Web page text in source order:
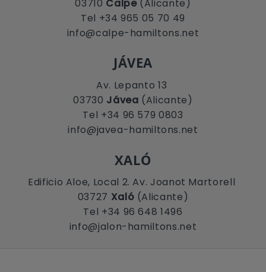
03710 Calpe(Alicante)
Tel +34 965 05 70 49
info@calpe-hamiltons.net
JÁVEA
Av. Lepanto 13
03730 Jávea (Alicante)
Tel +34 96 579 0803
info@javea-hamiltons.net
XALÓ
Edificio Aloe, Local 2. Av. Joanot Martorell
03727 Xaló (Alicante)
Tel +34 96 648 1496
info@jalon-hamiltons.net